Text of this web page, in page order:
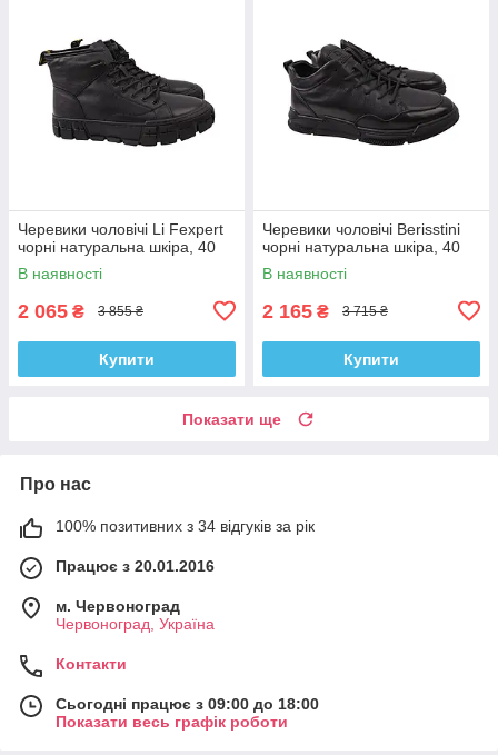
Черевики чоловічі Li Fexpert
чорні натуральна шкіра, 40
В наявності
2 065 ₴ 3 855 ₴
Купити
Черевики чоловічі Berisstini
чорні натуральна шкіра, 40
В наявності
2 165 ₴ 3 715 ₴
Купити
Показати ще
Про нас
100% позитивних з 34 відгуків за рік
Працює з 20.01.2016
м. Червоноград
Червоноград, Україна
Контакти
Сьогодні працює з 09:00 до 18:00
Показати весь графік роботи